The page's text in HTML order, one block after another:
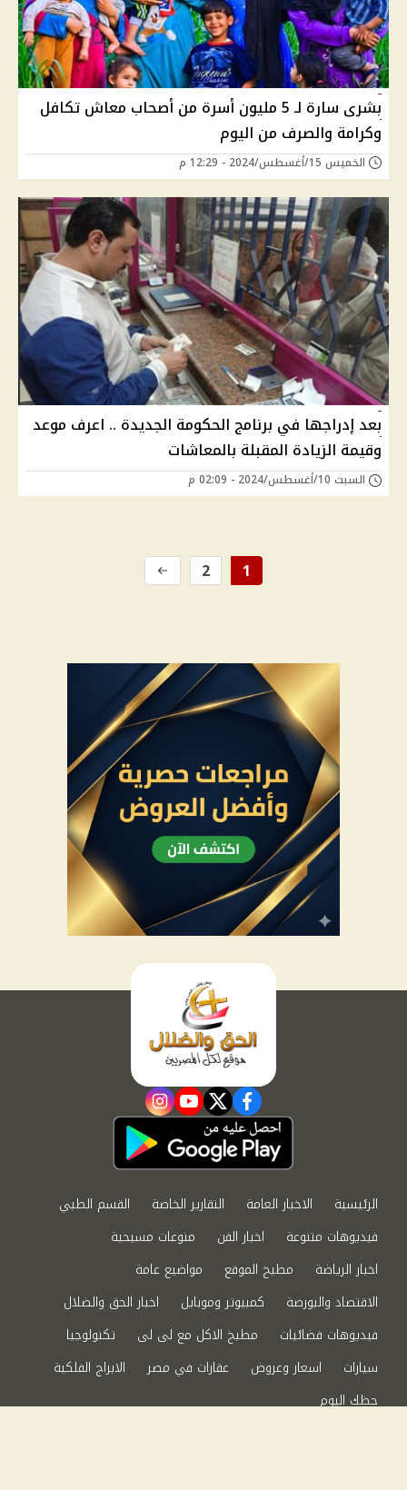
بشرى سارة لـ 5 مليون أسرة من أصحاب معاش تكافل
وكرامة والصرف من اليوم
الخميس 15/أغسطس/2024 - 12:29 م
بعد إدراجها في برنامج الحكومة الجديدة .. اعرف موعد
وقيمة الزيادة المقبلة بالمعاشات
السبت 10/أغسطس/2024 - 02:09 م
1
2
facebook
twitter
youtube
instagram
الرئيسية الاخبار العامة التقارير الخاصة
القسم الطبي
فيديوهات متنوعة
اخبار الفن
منوعات مسيحية
اخبار الرياضة
مطبخ الموقع
مواضيع عامة
الاقتصاد والبورصة
كمبيوتر وموبايل
اخبار الحق والضلال
فيديوهات فضائيات
مطبخ الاكل مع لى لى
تكنولوجيا
سيارات
اسعار وعروض عقارات في مصر
الابراج الفلكية
حظك اليوم